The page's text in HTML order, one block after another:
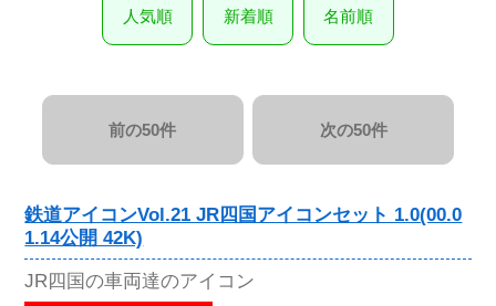
人気順 新着順 名前順
前の50件 次の50件
鉄道アイコンVol.21 JR四国アイコンセット 1.0(00.0
1.14公開 42K)
JR四国の車両達のアイコン